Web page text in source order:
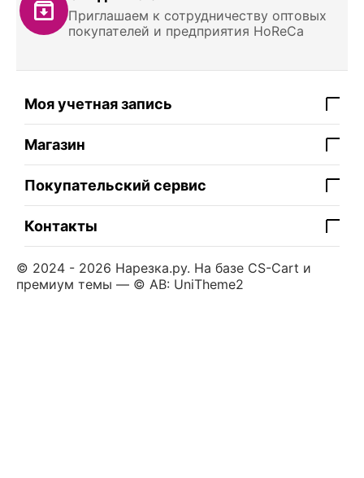
Приглашаем к сотрудничеству оптовых
покупателей и предприятия HoReCa
Моя учетная запись
Магазин
Покупательский сервис
Контакты
© 2024 - 2026 Нарезка.ру. На базе CS-Cart и
премиум темы — © AB: UniTheme2